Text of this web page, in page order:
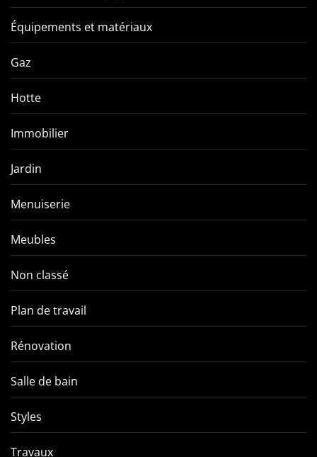
Équipements et matériaux
Gaz
Hotte
Immobilier
Jardin
Menuiserie
Meubles
Non classé
Plan de travail
Rénovation
Salle de bain
Styles
Travaux